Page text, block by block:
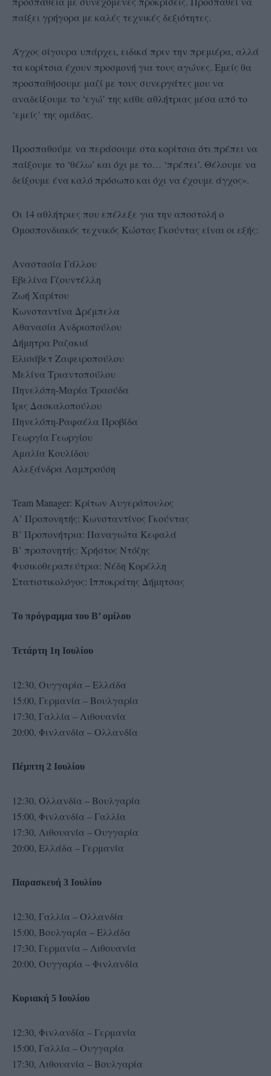
παίξει γρήγορα με καλές τεχνικές δεξιότητες.
Άγχος σίγουρα υπάρχει, ειδικά πριν την πρεμιέρα, αλλά
τα κορίτσια έχουν προσμονή για τους αγώνες. Εμείς θα
προσπαθήσουμε μαζί με τους συνεργάτες μου να
αναδείξουμε το ‘εγώ’ της κάθε αθλήτριας μέσα από το
‘εμείς’ της ομάδας.
Προσπαθούμε να περάσουμε στα κορίτσια ότι πρέπει να
παίξουμε το ‘θέλω’ και όχι με το… ‘πρέπει’. Θέλουμε να
δείξουμε ένα καλό πρόσωπο και όχι να έχουμε άγχος».
Οι 14 αθλήτριες που επέλεξε για την αποστολή ο
Ομοσπονδιακός τεχνικός Κώστας Γκούντας είναι οι εξής:
Αναστασία Γάλλου
Εβελίνα Γζουντέλλη
Ζωή Χαρίτου
Κωνσταντίνα Δρέμπελα
Αθανασία Ανδριοπούλου
Δήμητρα Ραζακιά
Ελισάβετ Ζαφειροπούλου
Μελίνα Τριαντοπούλου
Πηνελόπη-Μαρία Τραούδα
Ίρις Δασκαλοπούλου
Πηνελόπη-Ραφαέλα Προβίδα
Γεωργία Γεωργίου
Αμαλία Κουλίδου
Αλεξάνδρα Λαμπρούση
Team Manager: Κρίτων Αυγερόπουλος
Α’ Προπονητής: Κωνσταντίνος Γκούντας
Β’ Προπονήτρια: Παναγιώτα Κεφαλά
Β’ προπονητής: Χρήστος Ντόζης
Φυσικοθεραπεύτρια: Νέδη Κορέλλη
Στατιστικολόγος: Ιπποκράτης Δήμητσας
Το πρόγραμμα του Β’ ομίλου
Τετάρτη 1η Ιουλίου
12:30, Ουγγαρία – Ελλάδα
15:00, Γερμανία – Βουλγαρία
17:30, Γαλλία – Λιθουανία
20:00, Φινλανδία – Ολλανδία
Πέμπτη 2 Ιουλίου
12:30, Ολλανδία – Βουλγαρία
15:00, Φινλανδία – Γαλλία
17:30, Λιθουανία – Ουγγαρία
20:00, Ελλάδα – Γερμανία
Παρασκευή 3 Ιουλίου
12:30, Γαλλία – Ολλανδία
15:00, Βουλγαρία – Ελλάδα
17:30, Γερμανία – Λιθουανία
20:00, Ουγγαρία – Φινλανδία
Κυριακή 5 Ιουλίου
12:30, Φινλανδία – Γερμανία
15:00, Γαλλία – Ουγγαρία
17:30, Λιθουανία – Βουλγαρία